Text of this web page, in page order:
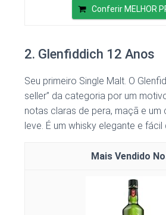
Conferir MELHOR
2. Glenfiddich 12 Anos
Seu primeiro Single Malt. O
seller” da categoria por um
notas claras de pera, maçã e um
leve. É um whisky elegante e fácil